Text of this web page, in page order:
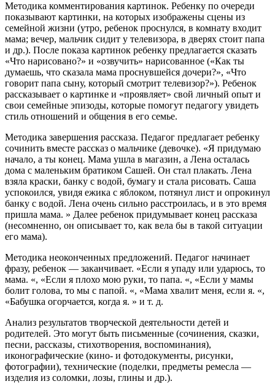
Методика комментирования картинок. Ребенку по очереди
показывают картинки, на которых изображены сцены из
семейной жизни (утро, ребенок проснулся, в комнату входит
мама; вечер, мальчик сидит у телевизора, в дверях стоит папа
и др.). После показа картинок ребенку предлагается сказать
«Что нарисовано?» и «озвучить» нарисованное («Как ты
думаешь, что сказала мама проснувшейся дочери?», «Что
говорит папа сыну, который смотрит телевизор?»). Ребенок
рассказывает о картинке и «проявляет» свой личный опыт и
свои семейные эпизоды, которые помогут педагогу увидеть
стиль отношений и общения в его семье.
Методика завершения рассказа. Педагог предлагает ребенку
сочинить вместе рассказ о мальчике (девочке). «Я придумаю
начало, а ты конец. Мама ушла в магазин, а Лена осталась
дома с маленьким братиком Сашей. Он стал плакать. Лена
взяла краски, банку с водой, бумагу и стала рисовать. Саша
успокоился, увидя ежика с яблоком, потянул лист и опрокинул
банку с водой. Лена очень сильно расстроилась, и в это время
пришла мама. » Далее ребенок придумывает конец рассказа
(несомненно, он описывает то, как вела бы в такой ситуации
его мама).
Методика неоконченных предложений. Педагог начинает
фразу, ребенок — заканчивает. «Если я упаду или ударюсь, то
мама. «, «Если я плохо мою руки, то папа. «, «Если у мамы
болит голова, то мы с папой. «, «Мама хвалит меня, если я. «,
«Бабушка огорчается, когда я. » и т. д.
Анализ результатов творческой деятельности детей и
родителей. Это могут быть письменные (сочинения, сказки,
песни, рассказы, стихотворения, воспоминания),
иконографические (кино- и фотодокументы, рисунки,
фотографии), технические (поделки, предметы ремесла —
изделия из соломки, лозы, глины и др.).